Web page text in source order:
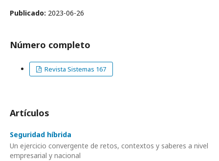
Publicado: 2023-06-26
Número completo
Revista Sistemas 167
Artículos
Seguridad híbrida
Un ejercicio convergente de retos, contextos y saberes a nivel
empresarial y nacional